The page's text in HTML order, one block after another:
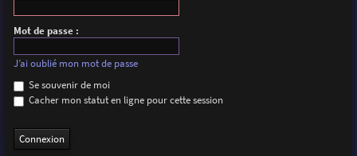
Mot de passe :
J’ai oublié mon mot de passe
Se souvenir de moi
Cacher mon statut en ligne pour cette session